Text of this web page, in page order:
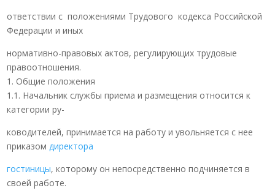
ответствии с положениями Трудового кодекса Российской
Федерации и иных
нормативно-правовых актов, регулирующих трудовые
правоотношения.
1. Общие положения
1.1. Начальник службы приема и размещения относится к
категории ру-
ководителей, принимается на работу и увольняется с нее
приказомдиректора
гостиницы, которому он непосредственно подчиняется в
своей работе.